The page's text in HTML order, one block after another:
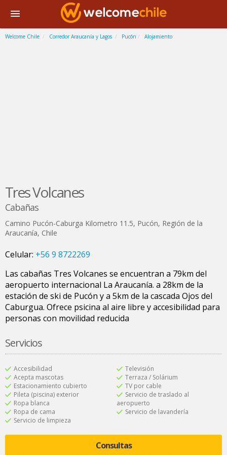
Welcome Chile Corredor Araucanía y Lagos Pucón Alojamiento
Tres Volcanes
Cabañas
Camino Pucón-Caburga Kilometro 11.5, Pucón, Región de la
Araucanía, Chile
Celular: +56 9 8722269
Las cabañas Tres Volcanes se encuentran a 79km del
aeropuerto internacional La Araucanía. a 28km de la
estación de ski de Pucón y a 5km de la cascada Ojos del
Caburgua. Ofrece psicina al aire libre y accesibilidad para
personas con movilidad reducida
Servicios
Accesibilidad
Acepta mascotas
Estacionamiento cubierto
Pileta (piscina) exterior
Ropa blanca
Ropa de cama
Servicio de limpieza
Televisión
Terraza / Solárium
TV por cable
Servicio de traslado al
aeropuerto
Servicio de lavandería
Consultas